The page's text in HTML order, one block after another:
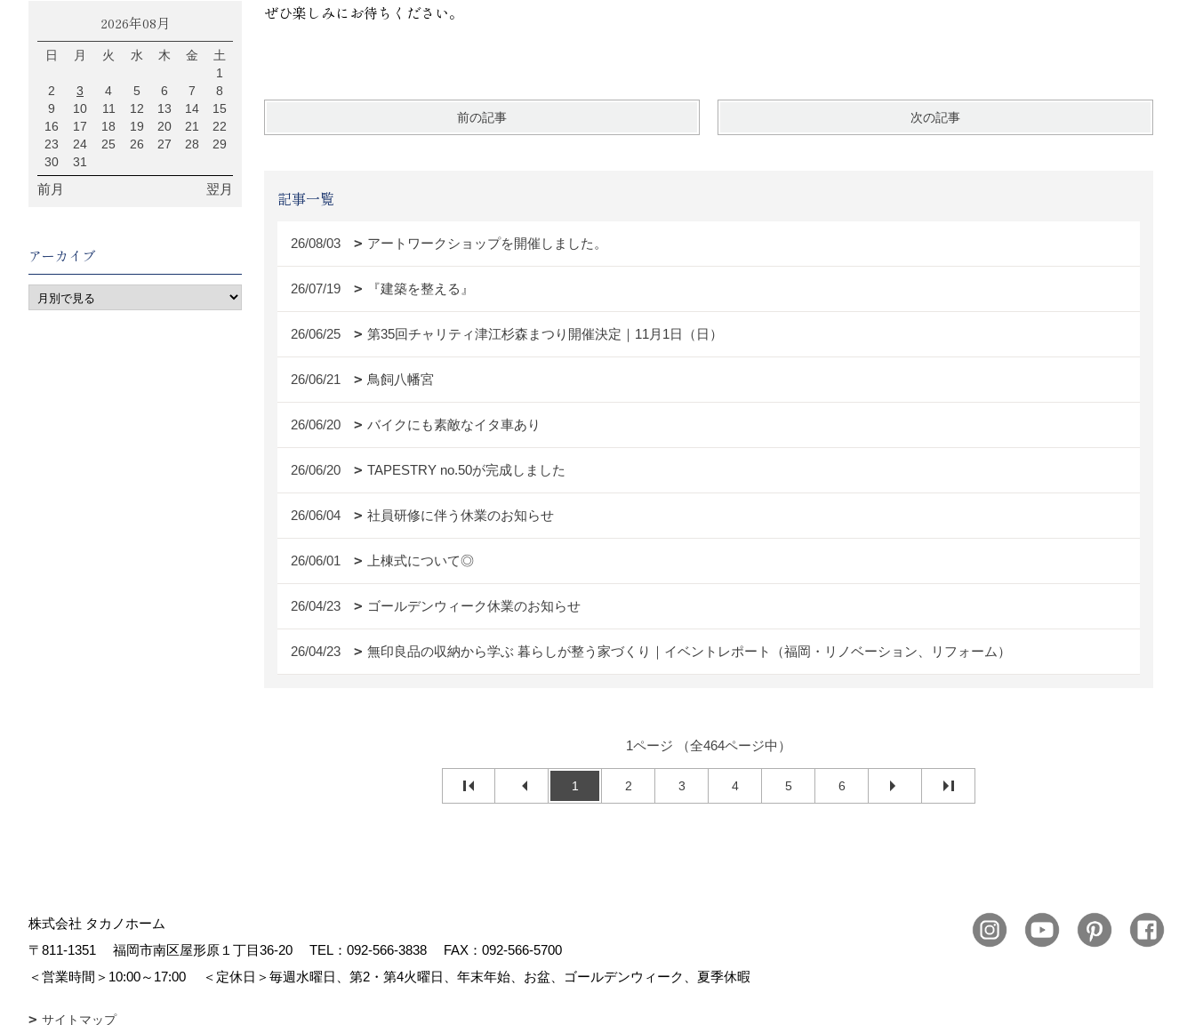
ぜひ楽しみにお待ちください。
前の記事 次の記事
記事一覧
26/08/03 アートワークショップを開催しました。
26/07/19 『建築を整える』
26/06/25 第35回チャリティ津江杉森まつり開催決定｜11月1日（日）
26/06/21 鳥飼八幡宮
26/06/20 バイクにも素敵なイタ車あり
26/06/20 TAPESTRY no.50が完成しました
26/06/04 社員研修に伴う休業のお知らせ
26/06/01 上棟式について◎
26/04/23 ゴールデンウィーク休業のお知らせ
26/04/23 無印良品の収納から学ぶ 暮らしが整う家づくり｜イベントレポート（福岡・リノベーション、リフォーム）
1ページ （全464ページ中）
1 2 3 4 5 6
2026年08月
日 月 火 水 木 金
土
1
2
3 4 5 6 7
8
9
10 11 12 13 14
15
16
17 18 19 20 21
22
23
24 25 26 27 28
29
30
31
前月 翌月
アーカイブ
株式会社 タカノホーム
〒811-1351
福岡市南区屋形原１丁目36-20 TEL： 092-566-3838
FAX：092-566-5700
＜営業時間＞10:00～17:00
＜定休日＞毎週水曜日、第2・第4火曜日、年末年始、お盆、ゴールデンウィーク、夏季休暇
サイトマップ